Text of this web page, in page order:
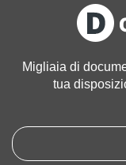
Migliaia di
tua